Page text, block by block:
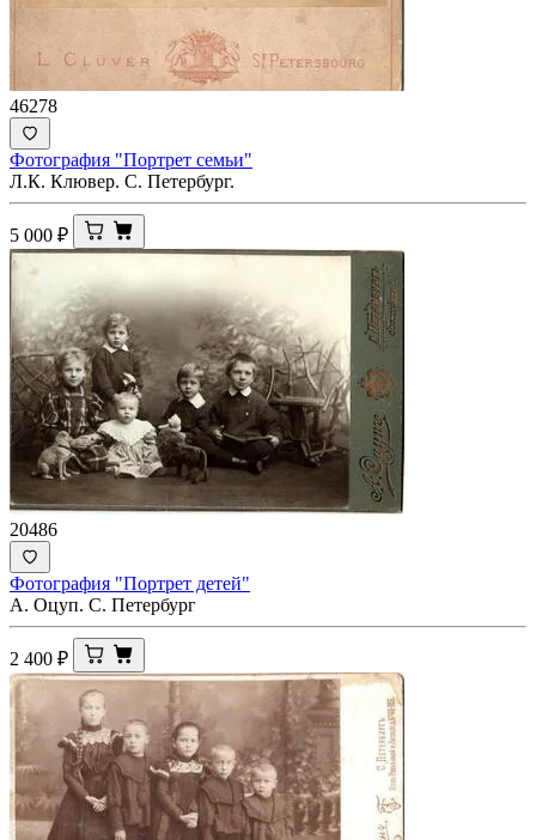
46278
Фотография "Портрет семьи"
Л.К. Клювер. С. Петербург.
5 000 ₽
20486
Фотография "Портрет детей"
А. Оцуп. С. Петербург
2 400 ₽